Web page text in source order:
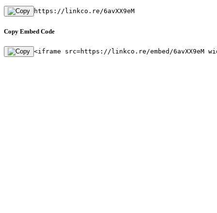
https://linkco.re/6avXX9eM
Copy Embed Code
<iframe src=https://linkco.re/embed/6avXX9eM